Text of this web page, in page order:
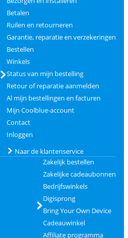
Betalen
Ruilen en retourneren
Garantie, reparatie en verzekeringen
Bestellen
Winkels
Status van mijn bestelling
Retour of reparatie aanmelden
Al mijn bestellingen en facturen
Mijn Coolblue-account
Contact
Inloggen
Naar de klantenservice
Zakelijk bestellen
Zakelijke cadeaubonnen
Bedrijfswinkels
Digisprong
Bring Your Own Device
Cadeauwinkel
Affiliate programma